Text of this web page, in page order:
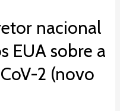
nacional
EUA sobre a
2 (novo